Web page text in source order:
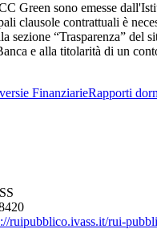
Green sono emesse
clausole contrattuali è
sezione “Trasparenza” del
e alla titolarità di un
FinanziarieRapporti
ruipubblico.ivass.it/rui-